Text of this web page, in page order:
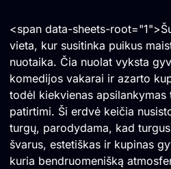
<span data-sheets-
vieta, kur susitinka puikus
nuotaika. Čia nuolat vyksta
komedijos vakarai ir azarto
todėl kiekvienas apsilankymas
patirtimi. Ši erdvė keičia
turgų, parodydama, kad
švarus, estetiškas ir kupinas
kuria bendruomenišką